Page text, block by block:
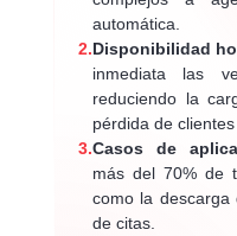
automática.
2.Disponibilidad
inmediata las
reduciendo la
pérdida de clientes
3.Casos de
más del 70% de
como la descarga
de citas.